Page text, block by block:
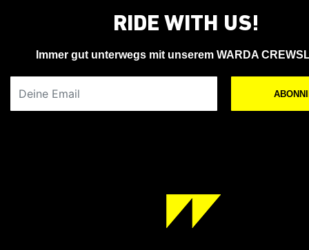
RIDE WITH US!
Immer gut unterwegs mit unserem WARDA